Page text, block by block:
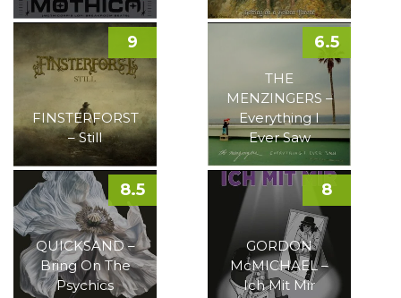
FINSTERFORST
– Still
9
THE
MENZINGERS –
Everything I
Ever Saw
6.5
QUICKSAND –
Bring On The
Psychics
8.5
GORDON
McMICHAEL –
Ich Mit Mir
8